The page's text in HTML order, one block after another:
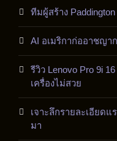
ทีมผู้สร้าง
AI อเมริกาก่ออาชญา
รีวิว Lenovo Pro 9i
เครื่องไม่สวย
เจาะลึกรายละเอียด
มา